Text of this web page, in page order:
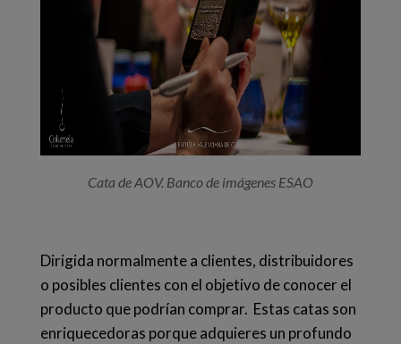
Cata de AOV. Banco de imágenes ESAO
Dirigida normalmente a clientes, distribuidores
o posibles clientes con el objetivo de conocer el
producto que podrían comprar. Estas catas son
enriquecedoras porque adquieres un profundo